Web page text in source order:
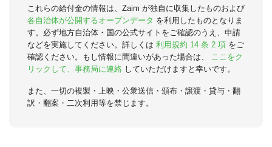
これらの給付金の情報は、Zaim が独自に収集したものおよび
各自治体が公開するオープンデータ を利用したものとなりま
す。必ず地方自治体・国の公式サイトをご確認のうえ、申請
などを実施してください。詳しくは 利用規約 14 条 2 項 をご
確認ください。もし情報に間違いがあった場合は、
ここをク
リックして、事務局に連絡 していただけますと幸いです。
また、一切の複製・上映・公衆送信・頒布・譲渡・貸与・翻
訳・翻案・二次利用等を禁じます。